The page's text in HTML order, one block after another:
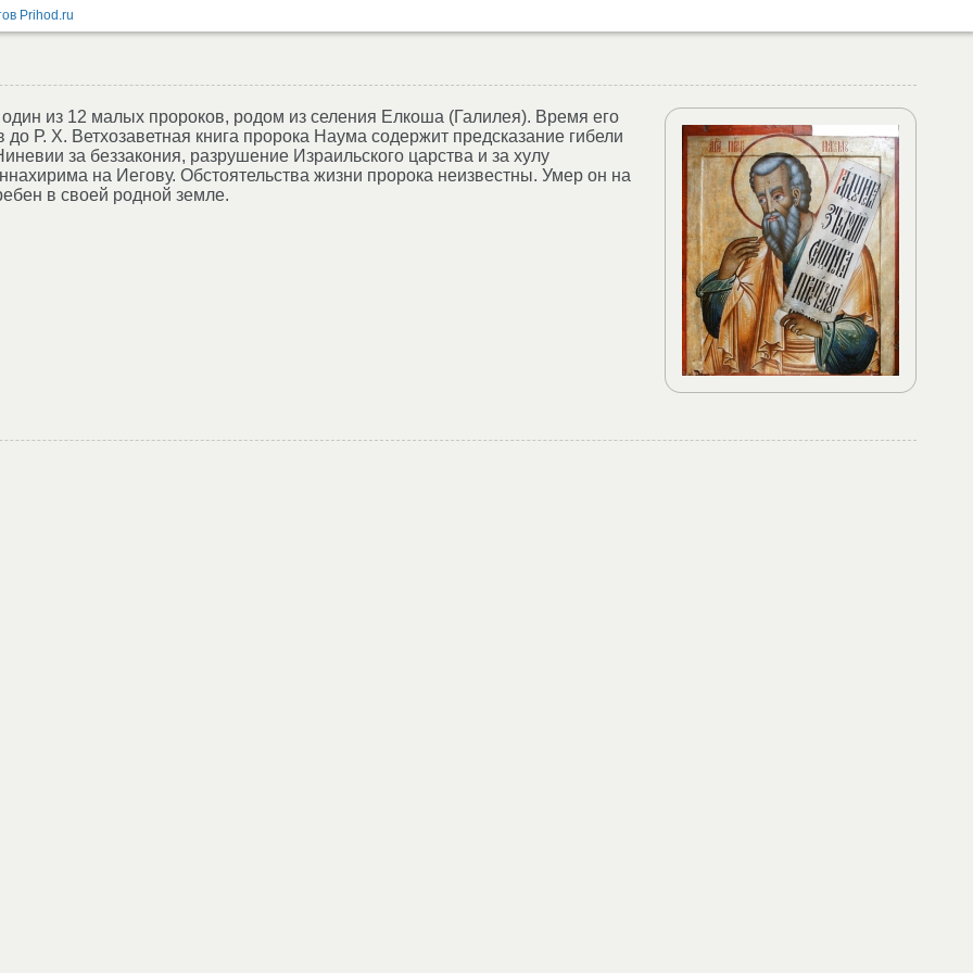
из 12 малых пророков, родом из селения Елкоша (Галилея). Время его
до Р. X. Ветхозаветная книга пророка Наума содержит предсказание гибели
за беззакония, разрушение Израильского царства и за хулу
на Иегову. Обстоятельства жизни пророка неизвестны. Умер он на
в своей родной земле.